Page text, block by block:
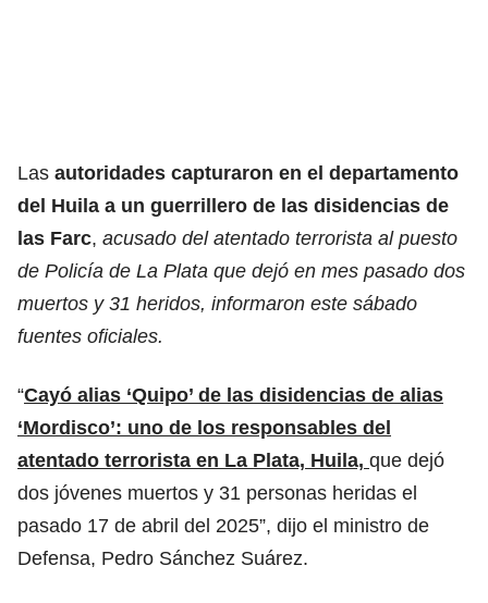
Las autoridades capturaron en el departamento
del Huila a un guerrillero de las disidencias de
las Farc, acusado del atentado terrorista al puesto
de Policía de La Plata que dejó en mes pasado dos
muertos y 31 heridos, informaron este sábado
fuentes oficiales.
“Cayó alias ‘Quipo’ de las disidencias de alias
‘Mordisco’: uno de los responsables del
atentado terrorista en La Plata, Huila, que dejó
dos jóvenes muertos y 31 personas heridas el
pasado 17 de abril del 2025”, dijo el ministro de
Defensa, Pedro Sánchez Suárez.